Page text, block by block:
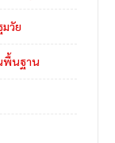
วัย
พื้นฐาน